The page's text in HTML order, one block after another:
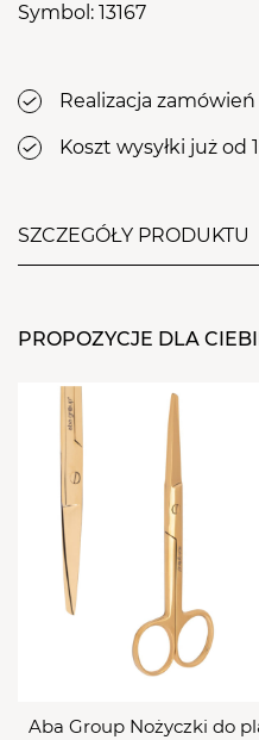
Symbol: 13167
Realizacja
Koszt wysyłki już od
SZCZEGÓŁY PRODUKTU
Czystość
Charakteryzuje się dużą
łatwo formuje się i
kształtu ciała,
Nie posiada nitek przez
nacinania kompresów,
Może być sterylizowany
wodnej, tlenku etylenu
Wykonany z
gramaturze 30 g/m2,
4-warstwowy,
Wyrób jednorazowego
PROPOZYCJE DLA
Aba Group Nożyczki do